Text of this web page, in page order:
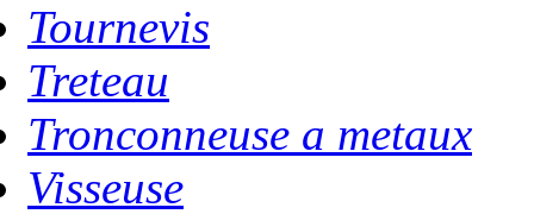
Tournevis
Treteau
Tronconneuse a metaux
Visseuse